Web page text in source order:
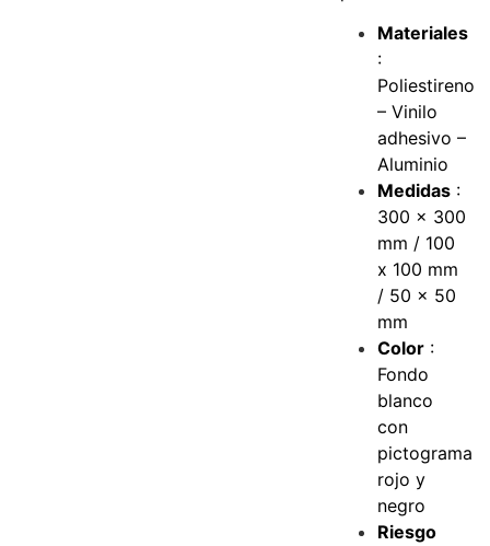
Materiales
:
Poliestireno
– Vinilo
adhesivo –
Aluminio
Medidas :
300 x 300
mm / 100
x 100 mm
/ 50 x 50
mm
Color :
Fondo
blanco
con
pictograma
rojo y
negro
Riesgo